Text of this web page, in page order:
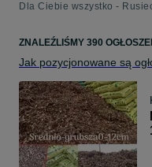
Dla Ciebie wszystko -
ZNALEŹLIŚMY 390
Jak pozycjonowane są